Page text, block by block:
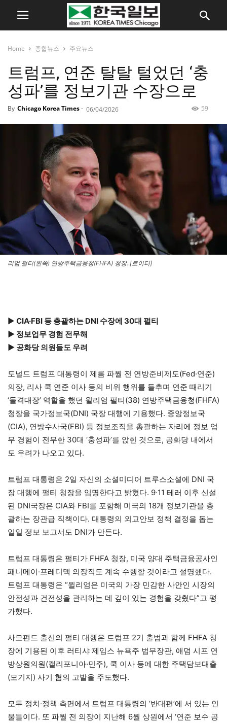
Home 종합뉴스 주요뉴스
트럼프, 연준 탈탈 털었던 ‘충
성파’를 정보기관 수장으로
By Chicago Korea Times- 06/04/2026 59
리엄 펄티(왼쪽) 연방주택금융청(FHFA) 청장. [로이터]
▶ CIA·FBI 등 총괄하는 DNI 수장에 30대 펄티
▶ 정보업무 경험 전무해
▶ 공화당 의원들도 우려
도널드 트럼프 대통령이 제롬 파월 전 연방준비제도(Fed·연준)
의장, 리사 쿡 연준 이사 등의 비위 행위를 들추며 연준 때리기
‘돌격대장’ 역할을 했던 윌리엄 펄티(38) 연방주택금융청(FHFA)
청장을 국가정보국(DNI) 국장 대행에 기용했다. 중앙정보국
(CIA), 연방수사국(FBI) 등 정보조직을 총괄하는 자리에 정보 업
무 경험이 전무한 30대 ‘충성파’를 앉힌 것으로, 공화당 내에서
도 우려가 나오고 있다.
트럼프 대통령은 2일 자신의 소셜미디어 트루스소셜에 DNI 국
장 대행에 펄티 청장을 임명한다고 밝혔다. 9·11 테러 이후 신설
된 DNI국장은 CIA와 FBI를 포함해 미국의 18개 정보기관을 총
괄하는 장관급 직책이다. 대통령의 외교안보 정책 결정을 돕는
일일 정보 보고서도 DNI가 만든다.
트럼프 대통령은 펄티가 FHFA 청장, 미국 양대 주택금융공사인
패니메이·프레디맥 의장직도 계속 수행할 것이라고 설명했다.
트럼프 대통령은 “윌리엄은 미국의 가장 민감한 사안인 시장의
안전성과 건전성을 관리하는 데 깊이 있는 경험을 갖췄다”고 평
가했다.
사모펀드 출신의 펄티 대행은 트럼프 2기 출범과 함께 FHFA 청
장에 기용된 이후 러티샤 제임스 뉴욕주 법무장관, 애덤 시프 연
방상원의원(캘리포니아·민주), 쿡 이사 등에 대한 주택담보대출
(모기지) 사기 혐의 고발을 주도했다.
모두 정치·정책 측면에서 트럼프 대통령의 ‘반대편’에 서 있는 인
물들이다. 또 파월 전 의장이 지난해 6월 상원에서 ‘연준 보수 공